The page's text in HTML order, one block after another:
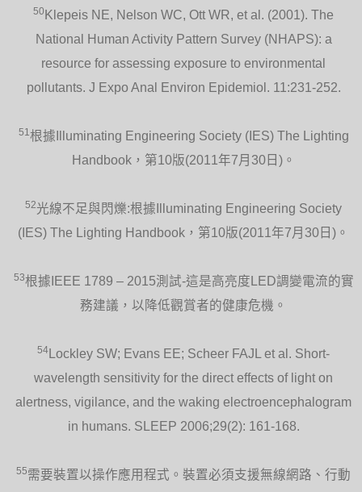
50 Klepeis NE, Nelson WC, Ott WR, et al. (2001). The
National Human Activity Pattern Survey (NHAPS): a
resource for assessing exposure to environmental
pollutants. J Expo Anal Environ Epidemiol. 11:231-252.
51 根據Illuminating Engineering Society (IES) The Lighting
Handbook，第10版(2011年7月30日)。
52光線不足與閃爍:根據Illuminating Engineering Society
(IES) The Lighting Handbook，第10版(2011年7月30日)。
53根據IEEE 1789 – 2015測試-這是高亮度LED調變電流的實
務建議，以降低觀賞者的健康危機。
54
Lockley SW; Evans EE; Scheer FAJL et al. Short-
wavelength sensitivity for the direct effects of light on
alertness, vigilance, and the waking electroencephalogram
in humans. SLEEP 2006;29(2): 161-168.
55需要裝置以操作應用程式。裝置必須支援無線網路、行動